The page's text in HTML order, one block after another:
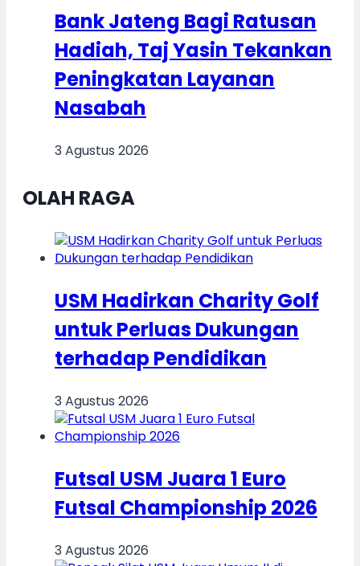
Bank Jateng Bagi Ratusan
Hadiah, Taj Yasin Tekankan
Peningkatan Layanan
Nasabah
3 Agustus 2026
OLAH RAGA
USM Hadirkan Charity Golf
untuk Perluas Dukungan
terhadap Pendidikan
3 Agustus 2026
Futsal USM Juara 1 Euro
Futsal Championship 2026
3 Agustus 2026